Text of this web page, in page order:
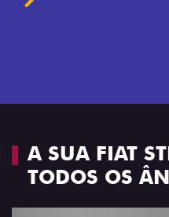
A SUA FIAT
TODOS OS